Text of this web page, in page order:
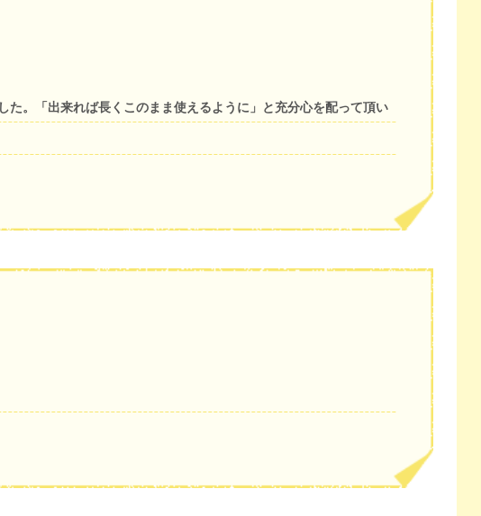
。「出来れば長くこのまま使えるように」と充分心を配って頂い